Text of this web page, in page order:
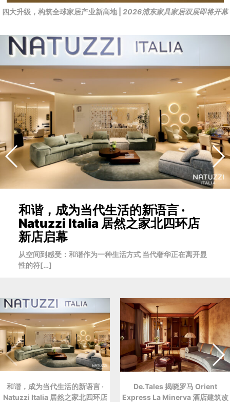
四大升级，构筑全球家居产业新高地 | 2026浦东家具家居双展即将开幕
和谐，成为当代生活的新语言 ·
Natuzzi Italia 居然之家北四环店
新店启幕
从空间到感受：和谐作为一种生活方式 当代奢华正在离开显
性的符[…]
和谐，成为当代生活的新语言 ·
Natuzzi Italia 居然之家北四环店
De.Tales 揭晓罗马 Orient
Express La Minerva 酒店建筑改